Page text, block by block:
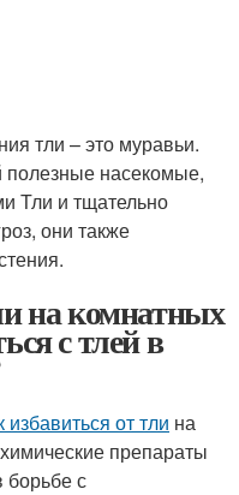
тли – это муравьи.
полезные насекомые,
Тли и тщательно
они также
на комнатных
с тлей в
избавиться от тли на
препараты
борьбе с